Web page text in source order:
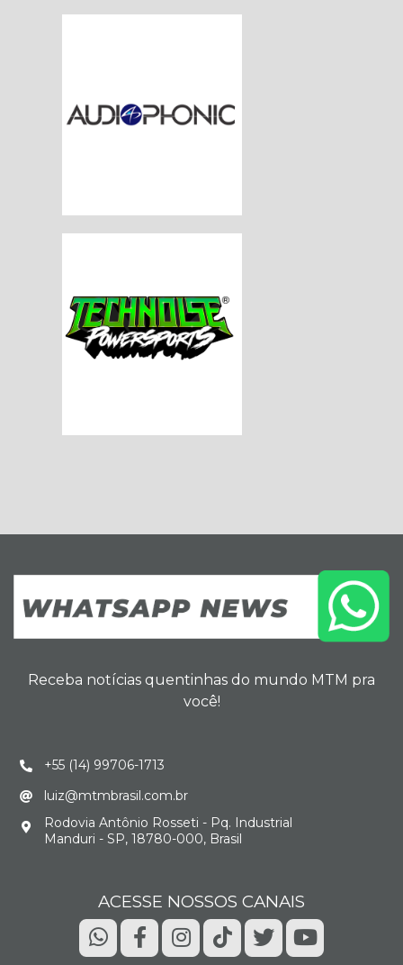
Receba notícias quentinhas do mundo MTM pra
você!
+55 (14) 99706-1713
luiz@mtmbrasil.com.br
Rodovia Antônio Rosseti - Pq. Industrial
Manduri - SP, 18780-000, Brasil
ACESSE NOSSOS CANAIS